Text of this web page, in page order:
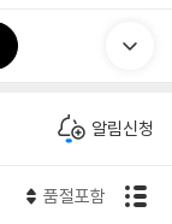
알림신청
품절포함